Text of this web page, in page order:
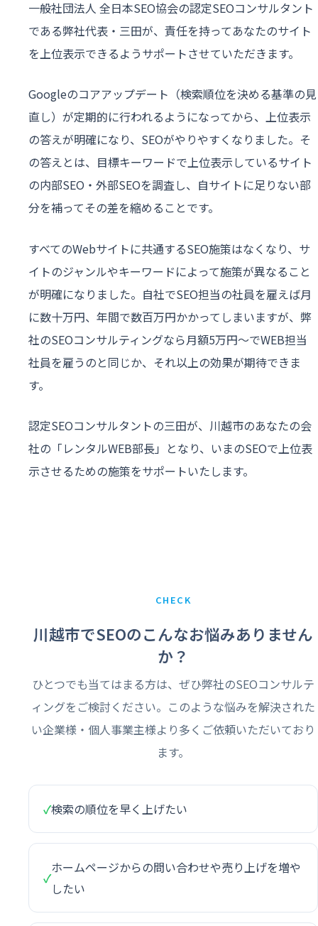
一般社団法人 全日本SEO協会の認定SEOコンサルタント
である弊社代表・三田が、責任を持ってあなたのサイト
を上位表示できるようサポートさせていただきます。
Googleのコアアップデート（検索順位を決める基準の見
直し）が定期的に行われるようになってから、上位表示
の答えが明確になり、SEOがやりやすくなりました。そ
の答えとは、目標キーワードで上位表示しているサイト
の内部SEO・外部SEOを調査し、自サイトに足りない部
分を補ってその差を縮めることです。
すべてのWebサイトに共通するSEO施策はなくなり、サ
イトのジャンルやキーワードによって施策が異なること
が明確になりました。自社でSEO担当の社員を雇えば月
に数十万円、年間で数百万円かかってしまいますが、弊
社のSEOコンサルティングなら月額5万円〜でWEB担当
社員を雇うのと同じか、それ以上の効果が期待できま
す。
認定SEOコンサルタントの三田が、川越市のあなたの会
社の「レンタルWEB部長」となり、いまのSEOで上位表
示させるための施策をサポートいたします。
CHECK
川越市でSEOのこんなお悩みありません
か？
ひとつでも当てはまる方は、ぜひ弊社のSEOコンサルテ
ィングをご検討ください。このような悩みを解決された
い企業様・個人事業主様より多くご依頼いただいており
ます。
✓検索の順位を早く上げたい
✓
ホームページからの問い合わせや売り上げを増や
したい